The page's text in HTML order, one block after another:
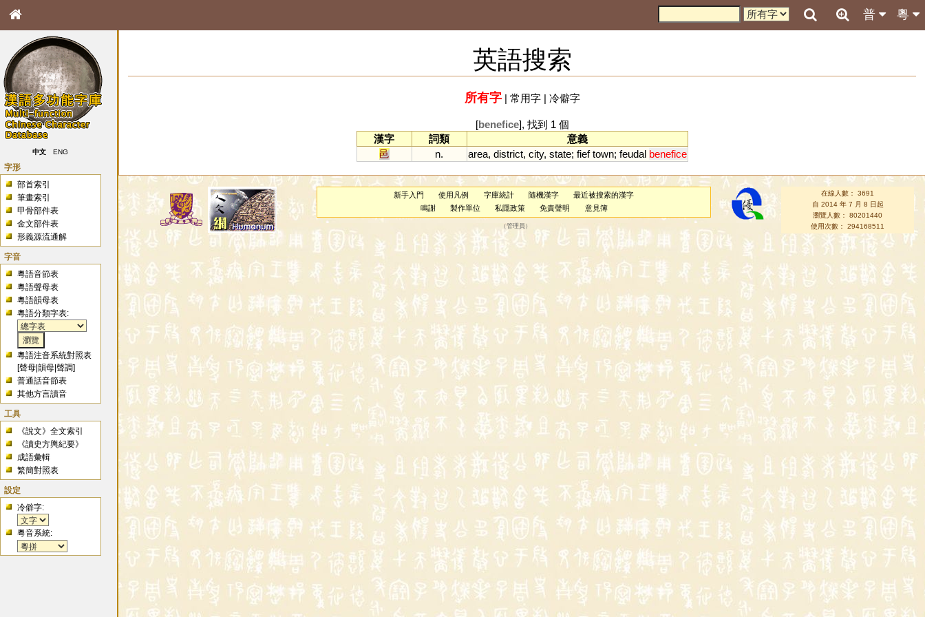
粵
普
中文 ENG
字形
部首索引
筆畫索引
甲骨部件表
金文部件表
形義源流通解
字音
粵語音節表
粵語聲母表
粵語韻母表
粵語分類字表:
粵語注音系統對照表
[聲母 |韻母 |聲調]
普通話音節表
其他方言讀音
工具
《說文》全文索引
《讀史方輿紀要》
成語彙輯
繁簡對照表
設定
冷僻字:
粵音系統:
英語搜索
所有字| 常用字| 冷僻字
[benefice], 找到 1 個
漢字
詞類
意義
邑
n. area, district, city, state; fief town; feudal benefice
新手入門 使用凡例 字庫統計 隨機漢字
最近被搜索的漢字
鳴謝
製作單位 私隱政策 免責聲明 意見簿
（管理員 ）
在線人數： 3691
自 2014 年 7 月 8 日起
瀏覽人數： 80201440
使用次數： 294168511